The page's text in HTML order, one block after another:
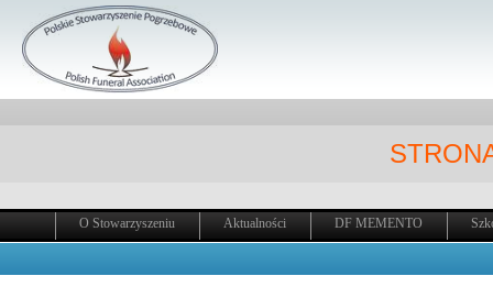
O Stowarzyszeniu Aktualności DF MEMENTO